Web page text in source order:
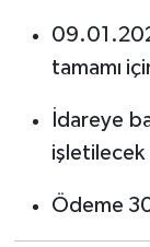
tamamı
İdareye
işletilecek
Ödeme